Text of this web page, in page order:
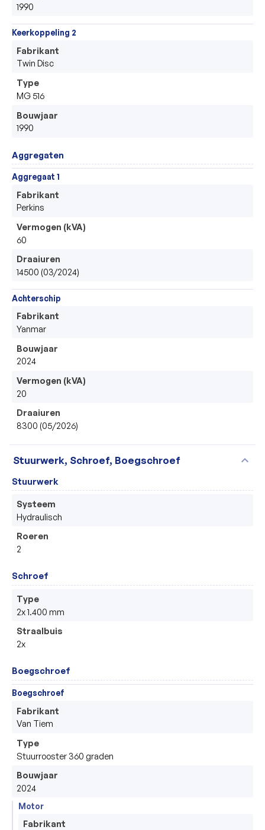
1990
Keerkoppeling 2
Fabrikant
Twin Disc
Type
MG 516
Bouwjaar
1990
Aggregaten
Aggregaat 1
Fabrikant
Perkins
Vermogen (kVA)
60
Draaiuren
14500 (03/2024)
Achterschip
Fabrikant
Yanmar
Bouwjaar
2024
Vermogen (kVA)
20
Draaiuren
8300 (05/2026)
Stuurwerk, Schroef, Boegschroef expand_more
Stuurwerk
Systeem
Hydraulisch
Roeren
2
Schroef
Type
2x 1.400 mm
Straalbuis
2x
Boegschroef
Boegschroef
Fabrikant
Van Tiem
Type
Stuurrooster 360 graden
Bouwjaar
2024
Motor
Fabrikant